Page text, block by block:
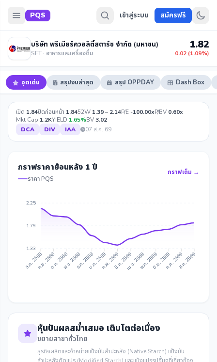
PQS เข้าสู่ระบบ สมัครฟรี
บริษัท พรีเมียร์ควอลิตี้สตาร์ช จำกัด (มหาชน)
SET · อาหารและเครื่องดื่ม
1.82
0.02 (1.09%)
จุดเด่น สรุปงบล่าสุด สรุป OPPDAY Dash Box
เปิด 1.84ปิดก่อนหน้า 1.8452W 1.39 – 2.14P/E-100.00xP/BV 0.60x
Mkt Cap 1.2KYIELD 1.65%BV3.02
DCA
DIV IAA 07 ส.ค. 69
กราฟราคาย้อนหลัง 1 ปี
ราคา PQS
กราฟเต็ม →
2.25
1.79
1.33
ส.ค. 2568ก.ย. 2568ต.ค. 2568พ.ย. 2568ธ.ค. 2568ม.ค. 2569ก.พ. 2569มี.ค. 2569เม.ย. 2569พ.ค. 2569มิ.ย. 2569ก.ค. 2569ส.ค. 2569
หุ้นปันผลสม่ำเสมอ เติบโตต่อเนื่อง
ขยายสาขาทั่วไทย
ธุรกิจผลิตและจำหน่ายแป้งมันสำปะหลัง (Native Starch) แป้งมัน